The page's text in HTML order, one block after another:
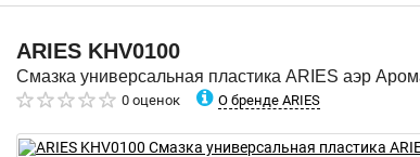
ARIES KHV0100
Смазка универсальная пластика ARIES аэр
0 оценок О бренде ARIES